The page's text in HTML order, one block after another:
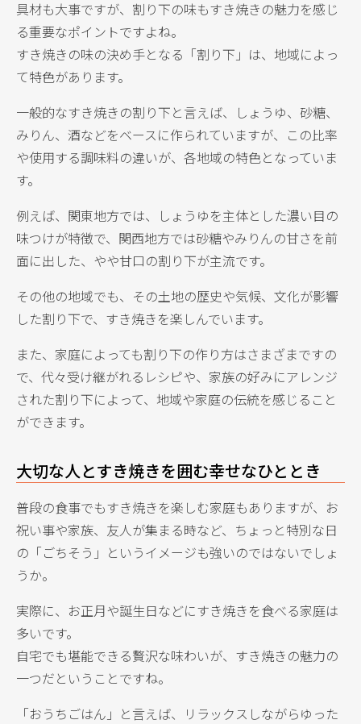
具材も大事ですが、割り下の味もすき焼きの魅力を感じ
る重要なポイントですよね。
すき焼きの味の決め手となる「割り下」は、地域によっ
て特色があります。
一般的なすき焼きの割り下と言えば、しょうゆ、砂糖、
みりん、酒などをベースに作られていますが、この比率
や使用する調味料の違いが、各地域の特色となっていま
す。
例えば、関東地方では、しょうゆを主体とした濃い目の
味つけが特徴で、関西地方では砂糖やみりんの甘さを前
面に出した、やや甘口の割り下が主流です。
その他の地域でも、その土地の歴史や気候、文化が影響
した割り下で、すき焼きを楽しんでいます。
また、家庭によっても割り下の作り方はさまざまですの
で、代々受け継がれるレシピや、家族の好みにアレンジ
された割り下によって、地域や家庭の伝統を感じること
ができます。
大切な人とすき焼きを囲む幸せなひととき
普段の食事でもすき焼きを楽しむ家庭もありますが、お
祝い事や家族、友人が集まる時など、ちょっと特別な日
の「ごちそう」というイメージも強いのではないでしょ
うか。
実際に、お正月や誕生日などにすき焼きを食べる家庭は
多いです。
自宅でも堪能できる贅沢な味わいが、すき焼きの魅力の
一つだということですね。
「おうちごはん」と言えば、リラックスしながらゆった